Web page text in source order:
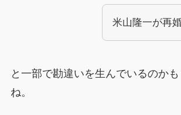
米山隆一が再
と一部で勘違いを生んでいるのか
ね。